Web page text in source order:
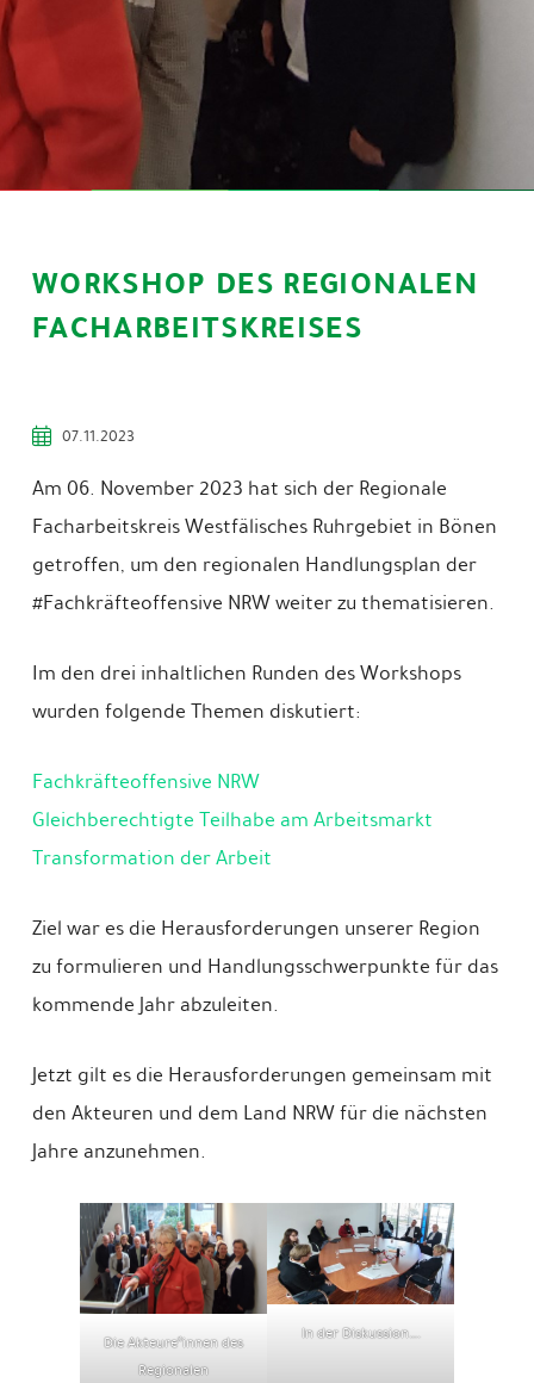
WORKSHOP DES REGIONALEN
FACHARBEITSKREISES
07.11.2023
Am 06. November 2023 hat sich der Regionale
Facharbeitskreis Westfälisches Ruhrgebiet in Bönen
getroffen, um den regionalen Handlungsplan der
#Fachkräfteoffensive NRW weiter zu thematisieren.
Im den drei inhaltlichen Runden des Workshops
wurden folgende Themen diskutiert:
Fachkräfteoffensive NRW
Gleichberechtigte Teilhabe am Arbeitsmarkt
Transformation der Arbeit
Ziel war es die Herausforderungen unserer Region
zu formulieren und Handlungsschwerpunkte für das
kommende Jahr abzuleiten.
Jetzt gilt es die Herausforderungen gemeinsam mit
den Akteuren und dem Land NRW für die nächsten
Jahre anzunehmen.
Die Akteure*innen des
Regionalen
In der Diskussion….